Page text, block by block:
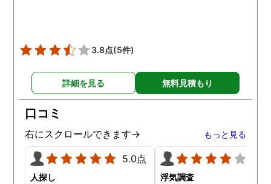
3.8点(5件)
詳細を見る 無料見積もり
口コミ
右にスクロールできます→ もっと見る
5.0点
人探し 浮気調査